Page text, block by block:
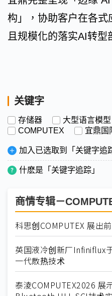
构」，协助客户在各式
且规模化的落实AI转型
关键字
存储器 大型语言模型
COMPUTEX
宜鼎国
加入已选取到「关键字追
什麽是「关键字追踪」
商情专辑－
科思创COMPUTEX 展出
英国液冷创新厂Infiniflux
一代散热技术
泰淩COMPUTEX2026 展